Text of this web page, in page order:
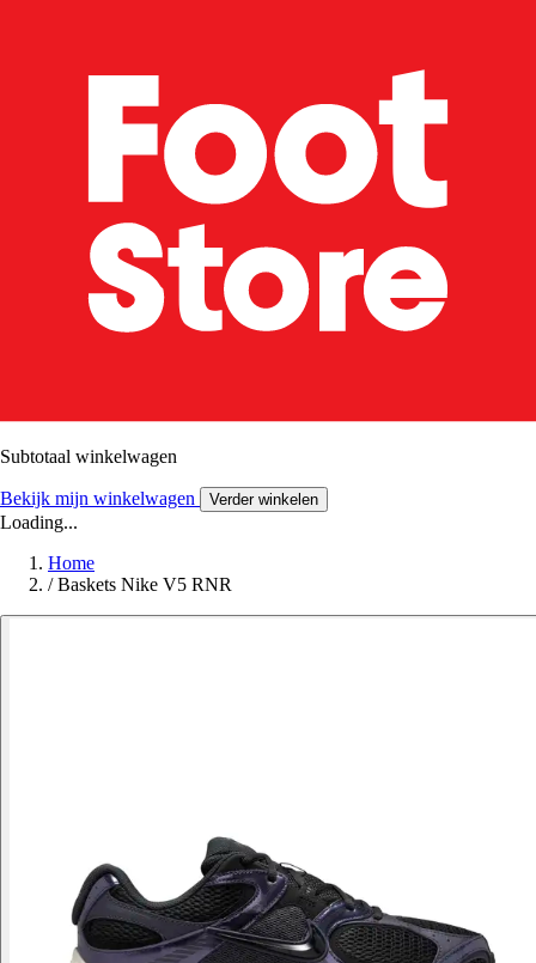
Subtotaal winkelwagen
Bekijk mijn winkelwagen Verder winkelen
Loading...
Home
/ Baskets Nike V5 RNR